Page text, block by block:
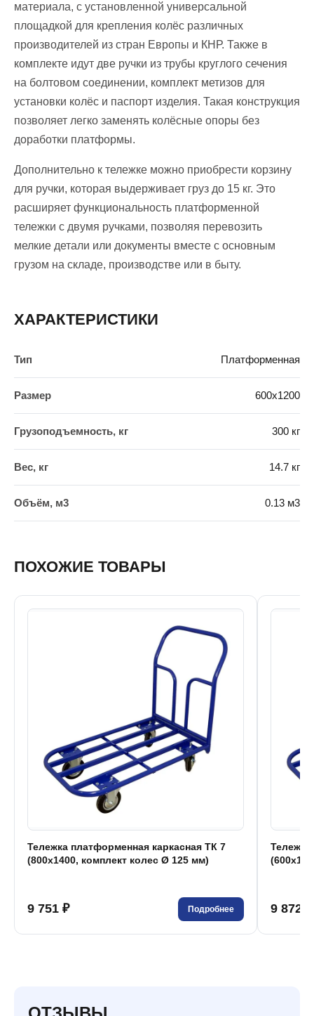
материала, с установленной универсальной
площадкой для крепления колёс различных
производителей из стран Европы и КНР. Также в
комплекте идут две ручки из трубы круглого сечения
на болтовом соединении, комплект метизов для
установки колёс и паспорт изделия. Такая конструкция
позволяет легко заменять колёсные опоры без
доработки платформы.
Дополнительно к тележке можно приобрести корзину
для ручки, которая выдерживает груз до 15 кг. Это
расширяет функциональность платформенной
тележки с двумя ручками, позволяя перевозить
мелкие детали или документы вместе с основным
грузом на складе, производстве или в быту.
ХАРАКТЕРИСТИКИ
Тип Платформенная
Размер 600х1200
Грузоподъемность, кг 300 кг
Вес, кг 14.7 кг
Объём, м3 0.13 м3
ПОХОЖИЕ ТОВАРЫ
Тележка платформенная каркасная ТК 7
(800x1400, комплект колес Ø 125 мм)
9 751 ₽ Подробнее
Тележка
9 872 ₽